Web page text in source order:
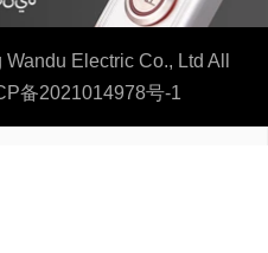
Wandu Electric Co., Ltd All
ICP备2021014978号-1